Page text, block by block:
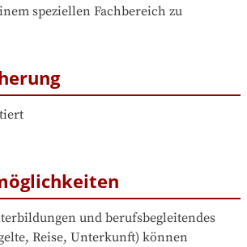
speziellen Fachbereich zu
und berufsbegleitendes
Reise, Unterkunft) können